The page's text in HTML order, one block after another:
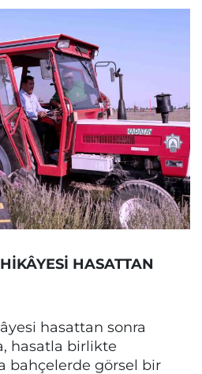
HASATTAN
hasattan sonra
hasatla birlikte
bahçelerde görsel bir